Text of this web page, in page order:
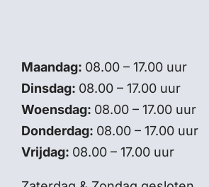
Maandag: 08.00 – 17.00 uur
Dinsdag: 08.00 – 17.00 uur
Woensdag: 08.00 – 17.00 uur
Donderdag: 08.00 – 17.00 uur
Vrijdag: 08.00 – 17.00 uur